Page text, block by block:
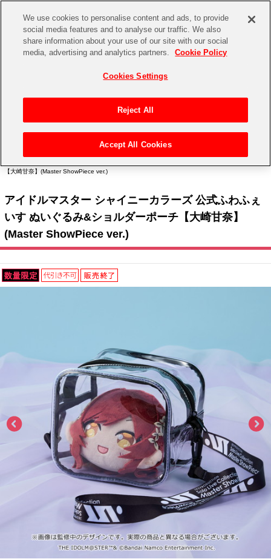
CHANNEL STORE EVENT
ASOBI STORE TOP
ゲーム 電子書籍
CD / Blu-ray
EVENT
ASOBI TICKET ASOBI STAGE
プレミアム会員とは
アイドルマスターシリーズ
アイドルマスター
アイドルマスター シャイニーカラーズ
電音部
太鼓の達人
ACE COMBAT
パックマン
スサノオマジック
ガンダムシリーズ
イベントグッズ
トイ・ホビー
アイドルマスター シリーズ>アイドルマスター シャイニーカラー
【大崎甘奈】(Master ShowPiece ver.)
アイドルマスター シャイニーカラーズ 公式ふわふぇ
いす ぬいぐるみ&ショルダーポーチ【大崎甘奈】
(Master ShowPiece ver.)
We use cookies to personalise content and ads, to provide
social media features and to analyse our traffic. We also
share information about your use of our site with our social
media, advertising and analytics partners.
Cookie Policy
Cookies Settings
Reject All
Accept All Cookies